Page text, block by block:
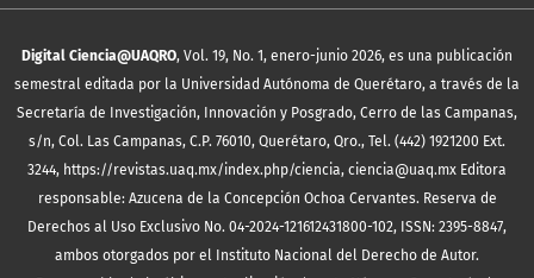
Digital Ciencia@UAQRO, Vol. 19, No. 1, enero-junio 2026, es una publicación
semestral editada por la Universidad Autónoma de Querétaro, a través de la
Secretaría de Investigación, Innovación y Posgrado, Cerro de las Campanas,
s/n, Col. Las Campanas, C.P. 76010, Querétaro, Qro., Tel. (442) 1921200 Ext.
3244, https://revistas.uaq.mx/index.php/ciencia, ciencia@uaq.mx Editora
responsable: Azucena de la Concepción Ochoa Cervantes. Reserva de
Derechos al Uso Exclusivo No. 04-2024-121612431800-102, ISSN: 2395-8847,
ambos otorgados por el Instituto Nacional del Derecho de Autor.